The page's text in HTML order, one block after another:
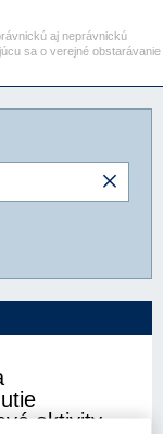
aj neprávnickú
sa o verejné obstarávanie
aktivity